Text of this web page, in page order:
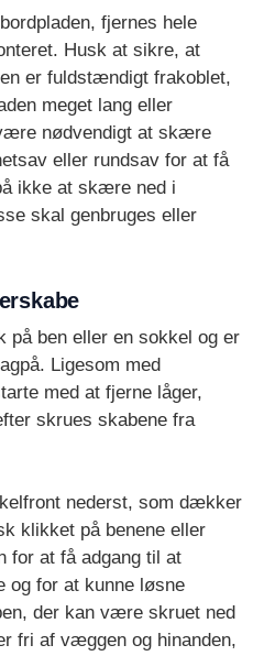
fjernes hele
Husk at sikre, at
er fuldstændigt frakoblet,
meget lang eller
nødvendigt at skære
eller rundsav for at få
ikke at skære ned i
skal genbruges eller
på ben eller en sokkel og er
Ligesom med
med at fjerne låger,
skrues skabene fra
nederst, som dækker
klikket på benene eller
for at få adgang til at
og for at kunne løsne
der kan være skruet ned
fri af væggen og hinanden,